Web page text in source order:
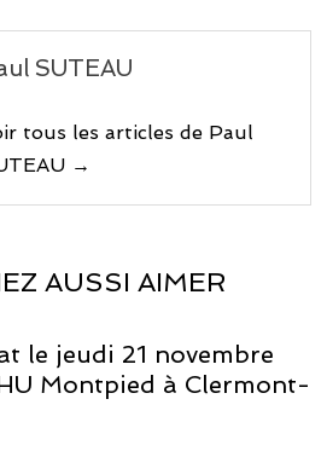
SUTEAU
tous les articles de Paul
→
AUSSI AIMER
le jeudi 21 novembre
Montpied à Clermont-